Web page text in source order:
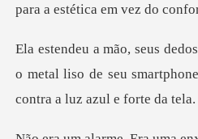
o metal liso de seu